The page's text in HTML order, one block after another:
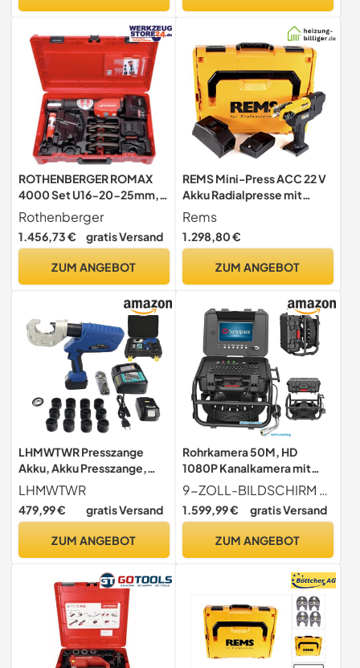
ROTHENBERGER ROMAX
4000 Set U16-20-25mm,
4Ah, EU | 1000001926 |
Presstechnik,
Pressmaschine,
Pressmaschine, Akku-
Rothenberger
1.456,73 € gratis Versand
ZUM ANGEBOT
REMS Mini-Press ACC 22 V
Akku Radialpresse mit
Zwangsablauf in L-Boxx + 1
x 2,5 Ah Akku + Ladegerät
(578014 R220)
Rems
1.298,80 €
ZUM ANGEBOT
LHMWTWR Presszange
Akku, Akku Presszange,
Pressmaschine, 12 Tonnen
Druckkraft mit 12 Einsätzen
für 6AWG-800MCM,
Presszange,
Crimpwerkzeug für Kabel
und Endhülsen
LHMWTWR
479,99 € gratis Versand
ZUM ANGEBOT
Rohrkamera 50M, HD
1080P Kanalkamera mit
Ortung, 9-Zoll-Bildschirm,
Selbstnivellierender
Kamerasonde, USB-
Klempner Endoskopkamera
Videoaufzeichnungsfunkti
9-ZOLL-BILDSCHIRM EINGEBAUTES MIKROFON UND LAUTSPRECHER Die Sanyipace Inspektionskamera HD für Drainagerohre ist mit einem 9-Zoll-IPS-Farbbildschirm ausgestattet, liefert lebendige 1080P-Bilder und unterstützt 5-faches Zoomen mit einer Sonnenblende aus Metall zum Schutz der Bildschirme. Im Bildschirm befindet sich ein Mikrofon, Sie können das Rohrproblem während der Videoaufnahme per Audio markieren. Mit dem eingebauten Lautsprecher können Sie das Video jederzeit mit Audio überprüfen.
1.599,99 € gratis Versand
ZUM ANGEBOT